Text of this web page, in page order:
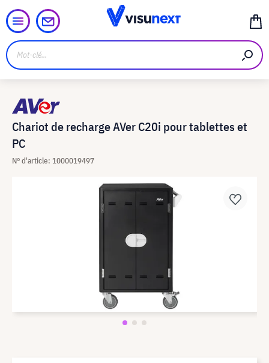
Chariot de recharge AVer C20i pour tablettes et
PC
N° d'article: 1000019497